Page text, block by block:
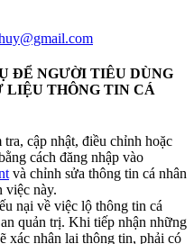
ĐỂ NGƯỜI TIÊU DÙNG
LIỆU THÔNG TIN CÁ
cập nhật, điều chỉnh hoặc
cách đăng nhập vào
và chỉnh sửa thông tin cá nhân
việc này.
nại về việc lộ thông tin cá
quản trị. Khi tiếp nhận những
xác nhận lại thông tin, phải có